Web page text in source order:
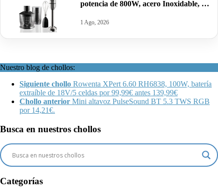
potencia de 800W, acero Inoxidable, kit
1 Ago, 2026
Nuestro blog de chollos:
Siguiente chollo Rowenta XPert 6.60 RH6838, 100W, batería
extraíble de 18V/5 celdas por 99,99€ antes 139,99€
Chollo anterior Mini altavoz PulseSound BT 5.3 TWS RGB
por 14,21€.
Busca en nuestros chollos
Categorías